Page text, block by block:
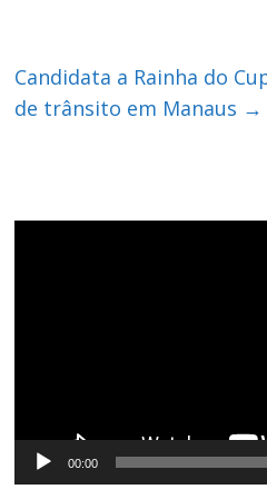
Candidata a Rainha do
de trânsito em Manaus →
00:00